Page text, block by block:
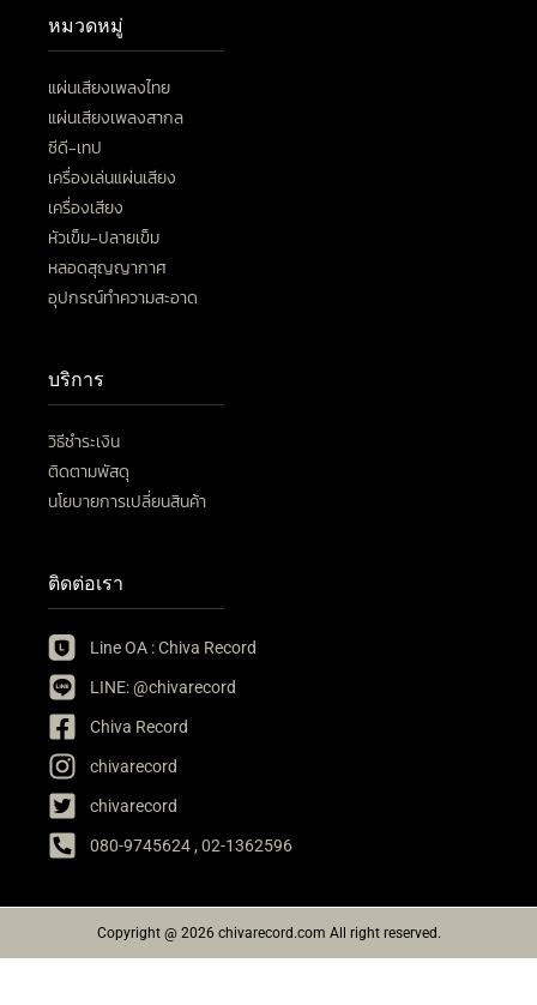
หมวดหมู่
แผ่นเสียงเพลงไทย
แผ่นเสียงเพลงสากล
ซีดี-เทป
เครื่องเล่นแผ่นเสียง
เครื่องเสียง
หัวเข็ม-ปลายเข็ม
หลอดสุญญากาศ
อุปกรณ์ทำความสะอาด
บริการ
วิธีชำระเงิน
ติดตามพัสดุ
นโยบายการเปลี่ยนสินค้า
ติดต่อเรา
Line OA : Chiva Record
LINE: @chivarecord
Chiva Record
chivarecord
chivarecord
080-9745624 , 02-1362596
Copyright @ 2026 chivarecord.com All right reserved.